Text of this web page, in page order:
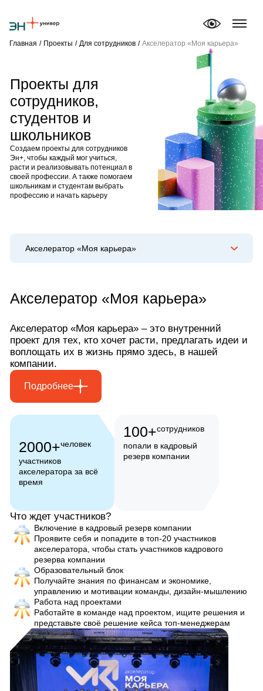
Об Эн+ Универе
Обучение и услуги
Проекты
Новости
Главная / Проекты / Для сотрудников / Акселератор «Моя карьера»
Проекты для
сотрудников,
студентов и
школьников
Создаем проекты для сотрудников
Эн+, чтобы каждый мог учиться,
расти и реализовывать потенциал в
своей профессии. А также помогаем
школьникам и студентам выбрать
профессию и начать карьеру
Акселератор «Моя карьера»
Акселератор «Моя карьера»
Акселератор «Моя карьера» – это внутренний
проект для тех, кто хочет расти, предлагать идеи и
воплощать их в жизнь прямо здесь, в нашей
компании.
Подробнее
2000+человек
участников
акселератора за всё
время
100+сотрудников
попали в кадровый
резерв компании
Что ждет участников?
Включение в кадровый резерв компании
Проявите себя и попадите в топ-20 участников
акселератора, чтобы стать участников кадрового
резерва компании
Образовательный блок
Получайте знания по финансам и экономике,
управлению и мотивации команды, дизайн-мышлению
Работа над проектами
Работайте в команде над проектом, ищите решения и
представьте своё решение кейса топ-менеджерам